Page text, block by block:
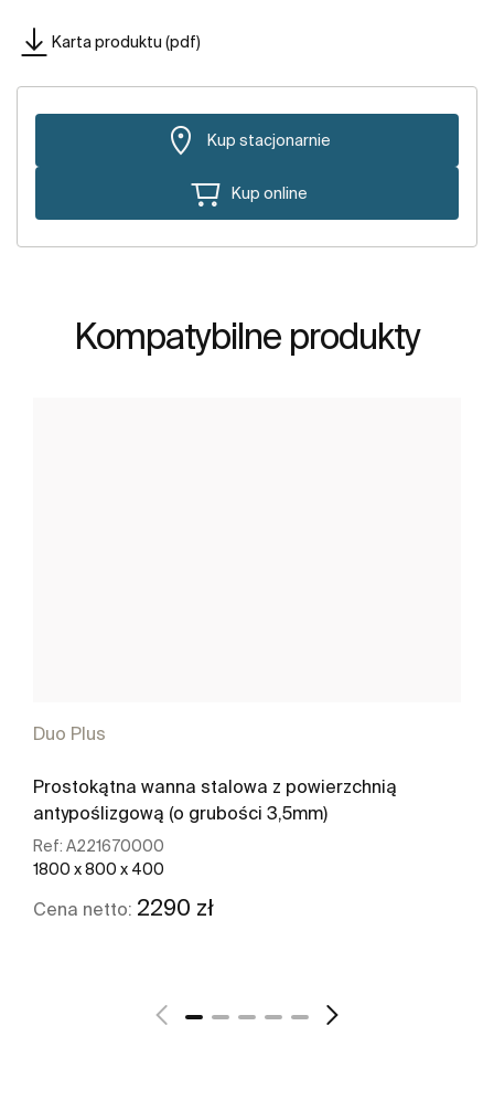
Karta produktu (pdf)
Kup stacjonarnie
Kup online
Kompatybilne produkty
Duo Plus
Prostokątna wanna stalowa z powierzchnią
antypoślizgową (o grubości 3,5mm)
Ref: A221670000
1800 x 800 x 400
Cena netto: 2290 zł